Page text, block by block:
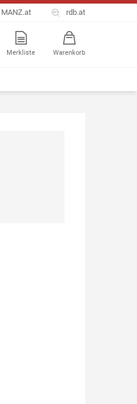
MANZ.at rdb.at
Merkliste Warenkorb